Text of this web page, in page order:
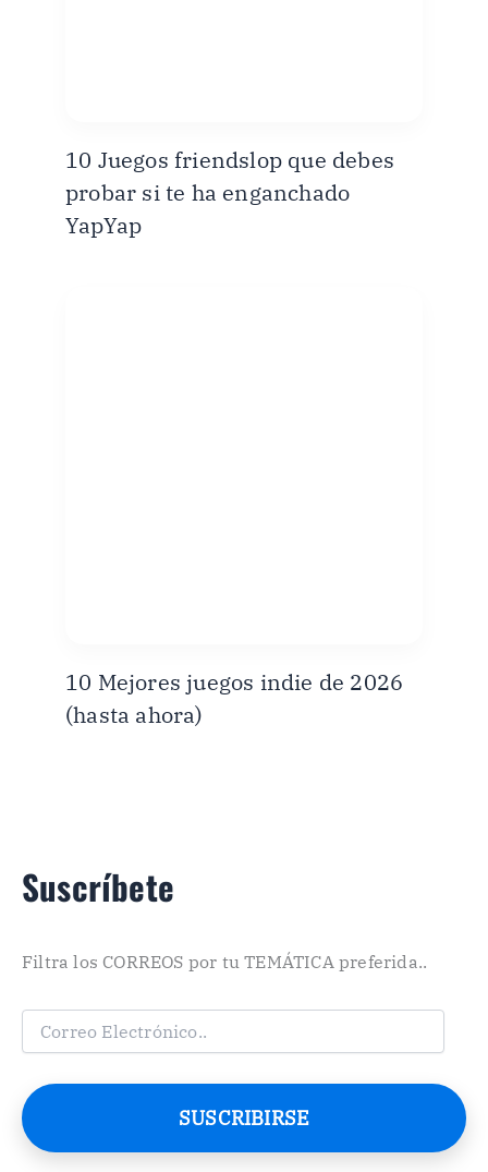
10 Juegos friendslop que debes
probar si te ha enganchado
YapYap
10 Mejores juegos indie de 2026
(hasta ahora)
Suscríbete
Filtra los CORREOS por tu TEMÁTICA preferida..
C
e
o
SUSCRIBIRSE